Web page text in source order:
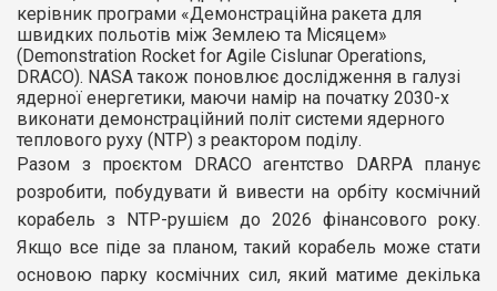
керівник програми «Демонстраційна ракета для
швидких польотів між Землею та Місяцем»
(Demonstration Rocket for Agile Cislunar Operations,
DRACO). NASA також поновлює дослідження в галузі
ядерної енергетики, маючи намір на початку 2030-х
виконати демонстраційний політ системи ядерного
теплового руху (NTP) з реактором поділу.
Разом з проєктом DRACO агентство DARPA планує
розробити, побудувати й вивести на орбіту космічний
корабель з NTP-рушієм до 2026 фінансового року.
Якщо все піде за планом, такий корабель може стати
основою парку космічних сил, який матиме декілька